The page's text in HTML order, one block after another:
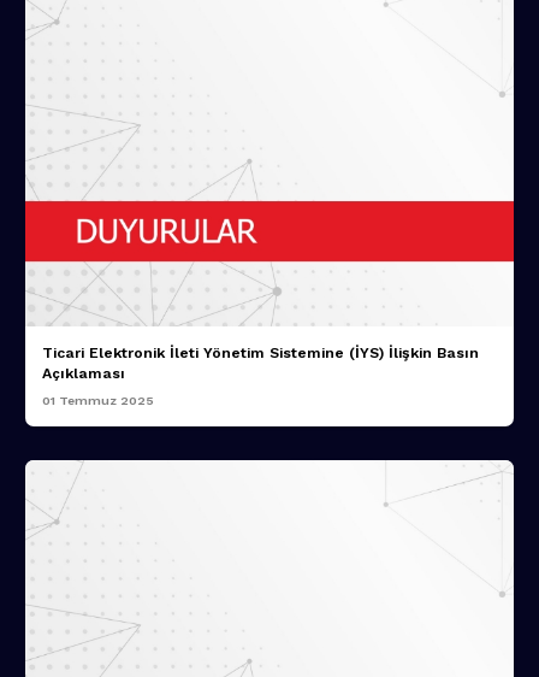
Ticari Elektronik İleti Yönetim Sistemine (İYS) İlişkin Basın
Açıklaması
01 Temmuz 2025